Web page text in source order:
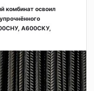
комбинат освоил
А600СКУ,